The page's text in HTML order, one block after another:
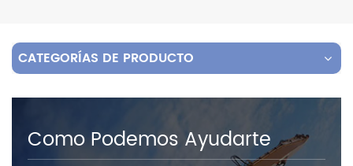
CATEGORÍAS DE PRODUCTO
Como Podemos Ayudarte